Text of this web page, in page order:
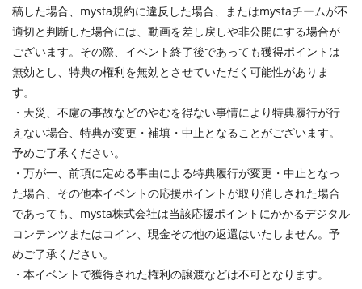
稿した場合、mysta規約に違反した場合、またはmystaチームが不
適切と判断した場合には、動画を差し戻しや非公開にする場合が
ございます。その際、イベント終了後であっても獲得ポイントは
無効とし、特典の権利を無効とさせていただく可能性がありま
す。
・天災、不慮の事故などのやむを得ない事情により特典履行が行
えない場合、特典が変更・補填・中止となることがございます。
予めご了承ください。
・万が一、前項に定める事由による特典履行が変更・中止となっ
た場合、その他本イベントの応援ポイントが取り消しされた場合
であっても、mysta株式会社は当該応援ポイントにかかるデジタル
コンテンツまたはコイン、現金その他の返還はいたしません。予
めご了承ください。
・本イベントで獲得された権利の譲渡などは不可となります。